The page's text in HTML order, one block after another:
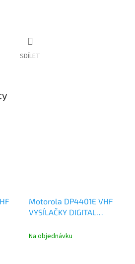
SDÍLET
Motorola DP4401E VHF
VYSÍLAČKY DIGITAL
MDH56JDC9RA1AN
Na objednávku